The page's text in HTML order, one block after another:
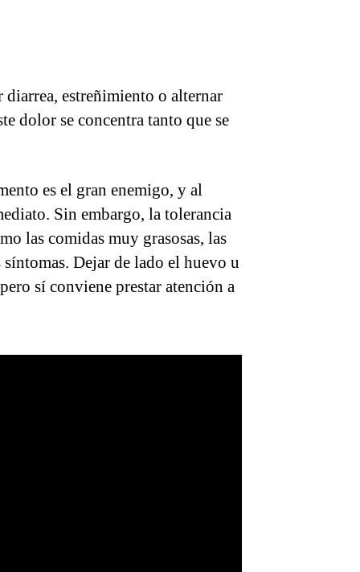
diarrea, estreñimiento o alternar
dolor se concentra tanto que se
es el gran enemigo, y al
Sin embargo, la tolerancia
las comidas muy grasosas, las
síntomas. Dejar de lado el huevo u
sí conviene prestar atención a